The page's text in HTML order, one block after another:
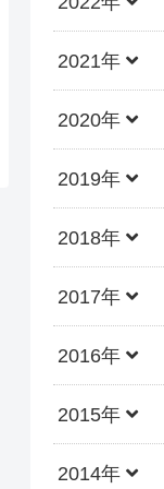
2021年
2020年
2019年
2018年
2017年
2016年
2015年
2014年